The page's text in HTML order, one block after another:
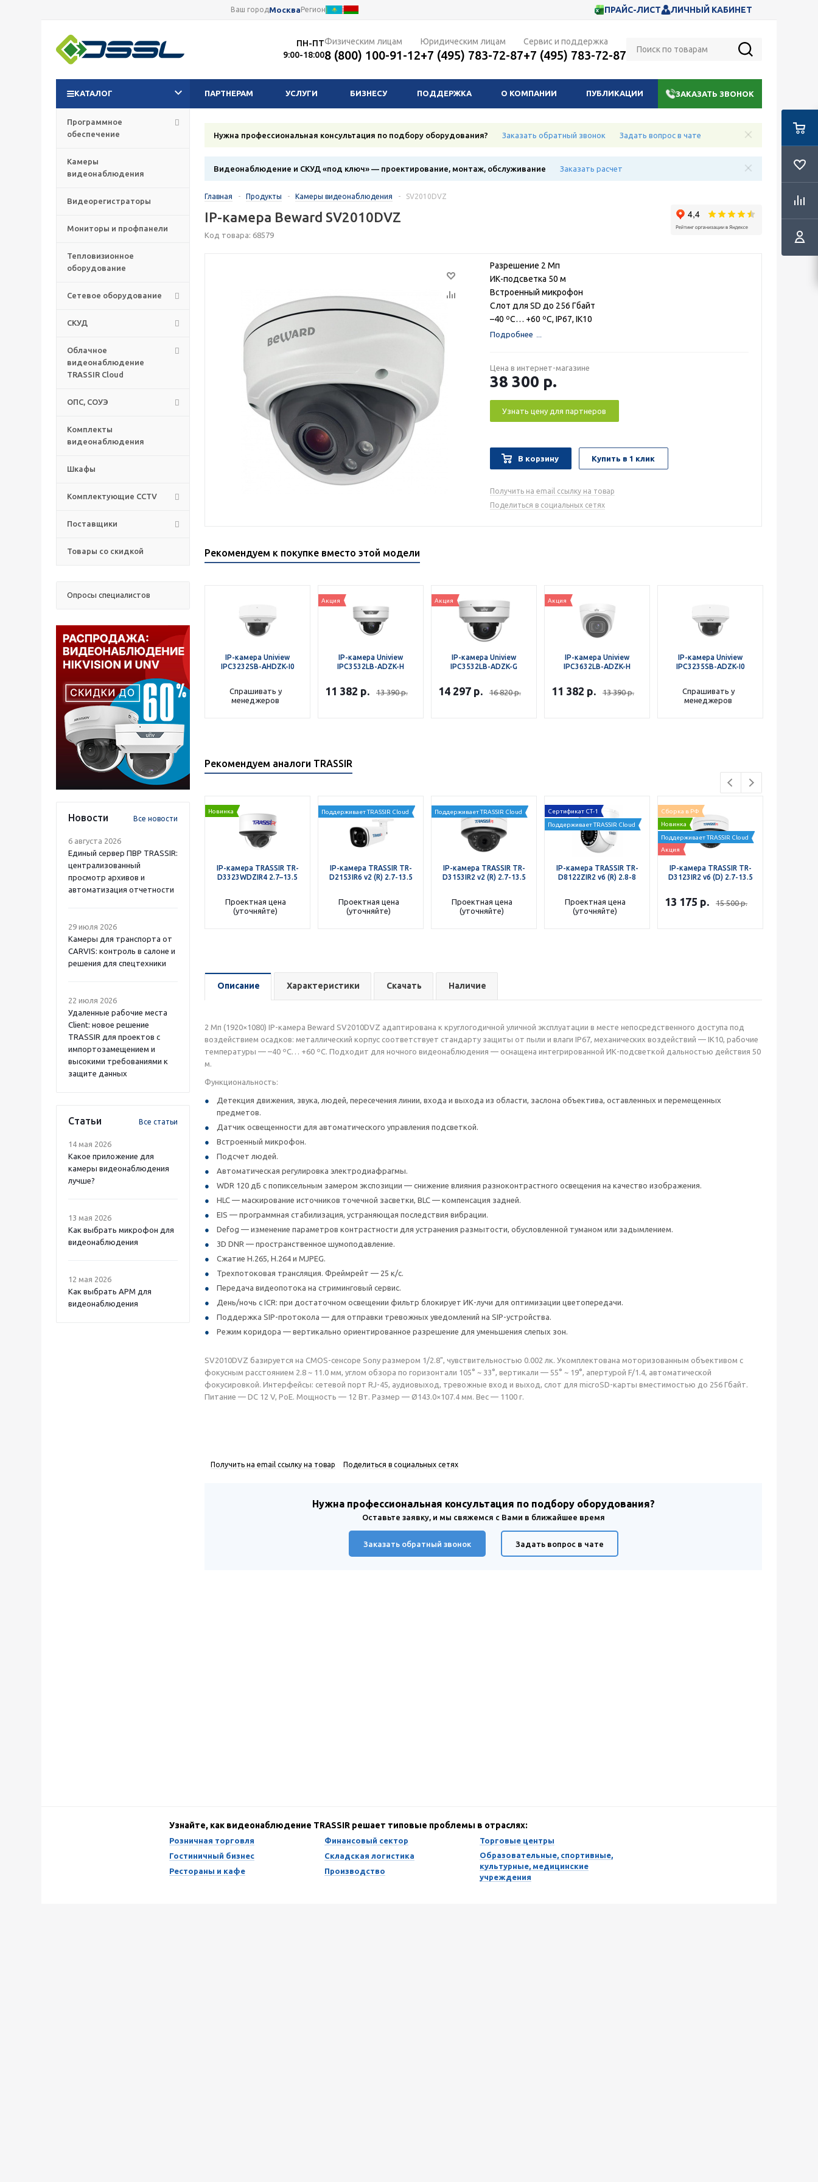
Ваш городМоскваРегион ПРАЙС-ЛИСТ ЛИЧНЫЙ КАБИНЕТ
ПН-ПТ
9:00-18:00
Физическим лицам
8 (800) 100-91-12
Юридическим лицам
+7 (495) 783-72-87
Сервис и поддержка
+7 (495) 783-72-87
КАТАЛОГ ПАРТНЕРАМ УСЛУГИ БИЗНЕСУ ПОДДЕРЖКА О КОМПАНИИ ПУБЛИКАЦИИ ЗАКАЗАТЬ ЗВОНОК
Программное
обеспечение
Камеры
видеонаблюдения
Видеорегистраторы
Мониторы и профпанели
Тепловизионное
оборудование
Сетевое оборудование
СКУД
Облачное
видеонаблюдение
TRASSIR Cloud
ОПС, СОУЭ
Комплекты
видеонаблюдения
Шкафы
Комплектующие CCTV
Поставщики
Товары со скидкой
Опросы специалистов
Новости Все новости
6 августа 2026
Единый сервер ПВР TRASSIR:
централизованный
просмотр архивов и
автоматизация отчетности
29 июля 2026
Камеры для транспорта от
CARVIS: контроль в салоне и
решения для спецтехники
22 июля 2026
Удаленные рабочие места
Client: новое решение
TRASSIR для проектов с
импортозамещением и
высокими требованиями к
защите данных
Статьи Все статьи
14 мая 2026
Какое приложение для
камеры видеонаблюдения
лучше?
13 мая 2026
Как выбрать микрофон для
видеонаблюдения
12 мая 2026
Как выбрать APM для
видеонаблюдения
Нужна профессиональная консультация по подбору оборудования? Заказать обратный звонок Задать вопрос в чате
Видеонаблюдение и СКУД «под ключ» — проектирование, монтаж, обслуживание Заказать расчет
Главная - Продукты - Камеры видеонаблюдения - SV2010DVZ
IP-камера Beward SV2010DVZ
Код товара: 68579
Разрешение 2 Мп
ИК-подсветка 50 м
Встроенный микрофон
Слот для SD до 256 Гбайт
–40 ºС… +60 ºС, IP67, IK10
Подробнее
Цена в интернет-магазине
38 300 р.
Узнать цену для партнеров
В корзину Купить в 1 клик
Получить на email ссылку на товар
Поделиться в социальных сетях
Рекомендуем к покупке вместо этой модели
IP-камера Uniview
IPC3232SB-AHDZK-I0
Спрашивать у
менеджеров
Акция
IP-камера Uniview
IPC3532LB-ADZK-H
11 382 р. 13 390р.
Акция
IP-камера Uniview
IPC3532LB-ADZK-G
14 297 р. 16 820р.
Акция
IP-камера Uniview
IPC3632LB-ADZK-H
11 382 р. 13 390р.
IP-камера Uniview
IPC3235SB-ADZK-I0
Спрашивать у
менеджеров
Рекомендуем аналоги TRASSIR
Новинка
IP-камера TRASSIR TR-
D3323WDZIR4 2.7–13.5
Проектная цена
(уточняйте)
Поддерживает TRASSIR Cloud
IP-камера TRASSIR TR-
D2153IR6 v2 (R) 2.7-13.5
Проектная цена
(уточняйте)
Поддерживает TRASSIR Cloud
IP-камера TRASSIR TR-
D3153IR2 v2 (R) 2.7-13.5
Проектная цена
(уточняйте)
Сертификат СТ-1
Поддерживает TRASSIR Cloud
IP-камера TRASSIR TR-
D8122ZIR2 v6 (R) 2.8-8
Проектная цена
(уточняйте)
Сборка в РФ
Новинка
Поддерживает TRASSIR Cloud
Акция
IP-камера TRASSIR TR-
D3123IR2 v6 (D) 2.7-13.5
13 175 р. 15 500р.
Описание Характеристики Скачать Наличие
2 Мп (1920×1080) IP-камера Beward SV2010DVZ адаптирована к круглогодичной уличной эксплуатации в месте непосредственного доступа под
воздействием осадков: металлический корпус соответствует стандарту защиты от пыли и влаги IP67, механических воздействий — IK10, рабочие
температуры — –40 ºС… +60 ºС. Подходит для ночного видеонаблюдения — оснащена интегрированной ИК-подсветкой дальностью действия 50
м.
Функциональность:
Детекция движения, звука, людей, пересечения линии, входа и выхода из области, заслона объектива, оставленных и перемещенных
предметов.
Датчик освещенности для автоматического управления подсветкой.
Встроенный микрофон.
Подсчет людей.
Автоматическая регулировка электродиафрагмы.
WDR 120 дБ с попиксельным замером экспозиции — снижение влияния разноконтрастного освещения на качество изображения.
HLC — маскирование источников точечной засветки, BLC — компенсация задней.
EIS — программная стабилизация, устраняющая последствия вибрации.
Defog — изменение параметров контрастности для устранения размытости, обусловленной туманом или задымлением.
3D DNR — пространственное шумоподавление.
Сжатие H.265, H.264 и MJPEG.
Трехпотоковая трансляция. Фреймрейт — 25 к/с.
Передача видеопотока на стриминговый сервис.
День/ночь с ICR: при достаточном освещении фильтр блокирует ИК-лучи для оптимизации цветопередачи.
Поддержка SIP-протокола — для отправки тревожных уведомлений на SIP-устройства.
Режим коридора — вертикально ориентированное разрешение для уменьшения слепых зон.
SV2010DVZ базируется на CMOS-сенсоре Sony размером 1/2.8", чувствительностью 0.002 лк. Укомплектована моторизованным объективом с
фокусным расстоянием 2.8 ~ 11.0 мм, углом обзора по горизонтали 105° ~ 33°, вертикали — 55° ~ 19°, апертурой F/1.4, автоматической
фокусировкой. Интерфейсы: сетевой порт RJ-45, аудиовыход, тревожные вход и выход, слот для microSD-карты вместимостью до 256 Гбайт.
Питание — DC 12 V, PoE. Мощность — 12 Вт. Размер — Ø143.0×107.4 мм. Вес — 1100 г.
Получить на email ссылку на товар Поделиться в социальных сетях
Нужна профессиональная консультация по подбору оборудования?
Оставьте заявку, и мы свяжемся с Вами в ближайшее время
Заказать обратный звонок Задать вопрос в чате
Узнайте, как видеонаблюдение TRASSIR решает типовые проблемы в отраслях:
Розничная торговля
Гостиничный бизнес
Рестораны и кафе
Финансовый сектор
Складская логистика
Производство
Торговые центры
Образовательные, спортивные,
культурные, медицинские
учреждения